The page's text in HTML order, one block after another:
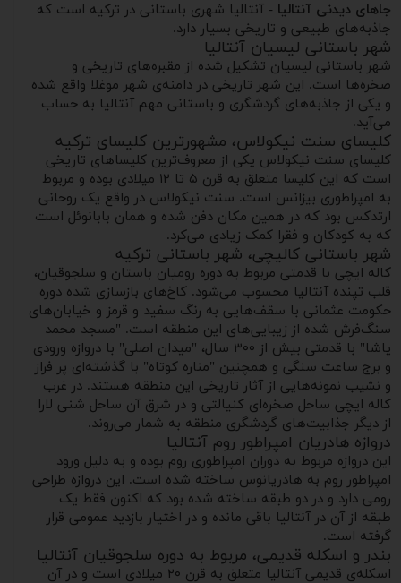
جاهای دیدنی آنتالیا - آنتالیا شهری باستانی در ترکیه است که
جاذبه‌های طبیعی و تاریخی بسیار دارد.
شهر باستانی لیسیان آنتالیا
شهر باستانی لیسیان تشکیل شده از مقبره‌های تاریخی و
صخره‌ها است. این شهر تاریخی در دامنه‌ی شهر موغلا واقع شده
و یکی از جاذبه‌های گردشگری و باستانی مهم آنتالیا به حساب
می‌آید.
کلیسای سنت نیکولاس، مشهورترین کلیسای ترکیه
کلیسای سنت نیکولاس یکی از معروف‌ترین کلیساهای تاریخی
است که این کلیسا متعلق به قرن ۵ تا ۱۲ میلادی بوده و مربوط
به امپراطوری بیزانس است. سنت نیکولاس در واقع یک روحانی
ارتدکس بود که در همین مکان دفن شده و همان بابانوئل است
که به کودکان و فقرا کمک زیادی می‌کرد.
شهر باستانی کالیچی، شهر باستانی ترکیه
کاله ایچی با قدمتی مربوط به دوره رومیان باستان و سلجوقیان،
قلب تپنده آنتالیا محسوب می‌شود. کاخ‌های بازسازی شده دوره
حکومت عثمانی با سقف‌هایی به رنگ سفید و قرمز و خیابان‌های
سنگ‌فرش شده از زیبایی‌های این منطقه است. "مسجد محمد
پاشا" با قدمتی بیش از ۳۰۰ سال، "میدان اصلی" با دروازه ورودی
و برج ساعت سنگی و همچنین "مناره کوتاه" با گذشته‌ای پر فراز
و نشیب نمونه‌هایی از آثار تاریخی این منطقه هستند. در غرب
کاله ایچی ساحل صخره‌ای کنیالتی و در شرق آن ساحل شنی لارا
از دیگر جذابیت‌های گردشگری منطقه به شمار می‌روند.
دروازه هادریان امپراطور روم آنتالیا
این دروازه مربوط به دوران امپراطوری روم بوده و به دلیل ورود
امپراطور روم به هادریانوس ساخته شده است. این دروازه طراحی
رومی دارد و در دو طبقه ساخته شده بود که اکنون فقط یک
طبقه از آن در آنتالیا باقی مانده و در اختیار بازدید عمومی قرار
گرفته است.
بندر و اسکله قدیمی، مربوط به دوره سلجوقیان آنتالیا
اسکله‌ی قدیمی آنتالیا متعلق به قرن ۲۰ میلادی است و در آن